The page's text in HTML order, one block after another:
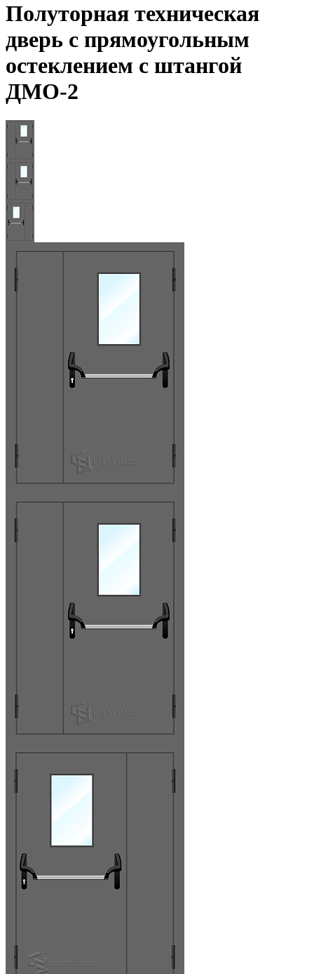
Полуторная техническая
дверь с прямоугольным
остеклением с штангой
ДМО-2